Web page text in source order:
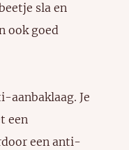
sla en
ook goed
aanbaklaag. Je
een
een anti-